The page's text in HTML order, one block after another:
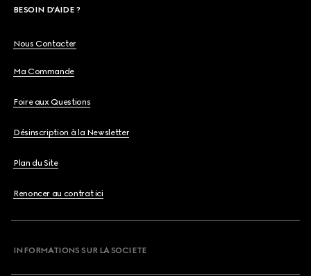
BESOIN D'AIDE ?
Nous Contacter
Ma Commande
Foire aux Questions
Désinscription à la Newsletter
Plan du Site
Renoncer au contrat ici
INFORMATIONS SUR LA SOCIETE